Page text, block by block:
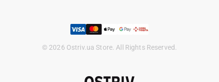
© 2026 Ostriv.ua Store. All Rights Reserved.